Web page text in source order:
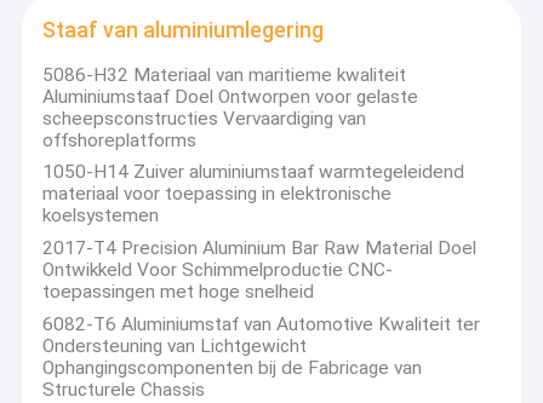
Staaf van aluminiumlegering
5086-H32 Materiaal van maritieme kwaliteit
Aluminiumstaaf Doel Ontworpen voor gelaste
scheepsconstructies Vervaardiging van
offshoreplatforms
1050-H14 Zuiver aluminiumstaaf warmtegeleidend
materiaal voor toepassing in elektronische
koelsystemen
2017-T4 Precision Aluminium Bar Raw Material Doel
Ontwikkeld Voor Schimmelproductie CNC-
toepassingen met hoge snelheid
6082-T6 Aluminiumstaf van Automotive Kwaliteit ter
Ondersteuning van Lichtgewicht
Ophangingscomponenten bij de Fabricage van
Structurele Chassis